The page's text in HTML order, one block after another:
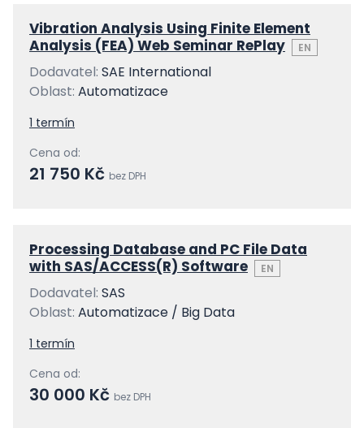
Vibration Analysis Using Finite Element
Analysis (FEA) Web Seminar RePlay
EN
Dodavatel: SAE International
Oblast: Automatizace
1 termín
Cena od:
21 750 Kč bez DPH
Processing Database and PC File Data
with SAS/ACCESS(R) Software
EN
Dodavatel: SAS
Oblast: Automatizace / Big Data
1 termín
Cena od:
30 000 Kč bez DPH